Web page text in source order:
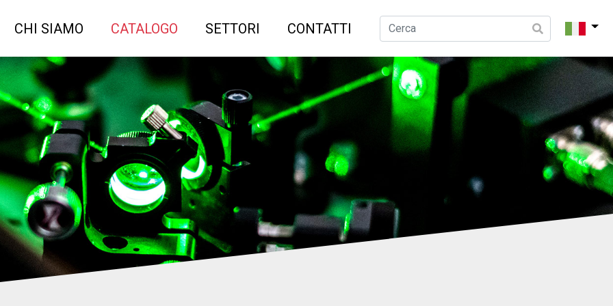
CHI SIAMO CATALOGO SETTORI CONTATTI